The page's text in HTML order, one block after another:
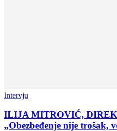
Intervju
ILIJA MITROVIĆ,
„Obezbeđenje nije trošak,